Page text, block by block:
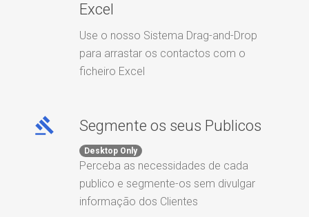
Excel
Use o nosso Sistema Drag-and-Drop
para arrastar os contactos com o
ficheiro Excel
gavel Segmente os seus Publicos
Desktop Only
Perceba as necessidades de cada
publico e segmente-os sem divulgar
informação dos Clientes